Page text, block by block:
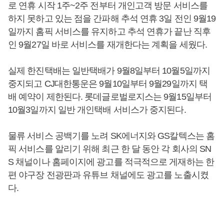
로 연휴 시작 1주~2주 전부터 개인고객 방문 서비스를
하지 못하고 있는 점을 간파해 추석 연휴 3일 전인 9월19
일까지 홈픽 서비스를 유지하고 추석 연휴가 끝난 직후
인 9월27일 바로 서비스를 재개한다는 계획을 세웠다.
실제 한진택배는 일반택배가 9월8일부터 10월5일까지
중지되고 CJ대한통운은 9월10일부터 9월29일까지 택
배 예약이 제한된다. 롯데글로벌로지스는 9월15일부터
10월3일까지 일반 개인택배 서비스가 중지된다.
물류 서비스 공백기를 노려 SK에너지와 GS칼텍스는 홈
픽 서비스를 알리기 위해 최근 한 달 동안 각 회사의 SN
S 채널이나 홈페이지에 광고를 적극적으로 게재하는 한
편 야구장 전광판과 유튜브 채널에도 광고를 노출시켰
다.